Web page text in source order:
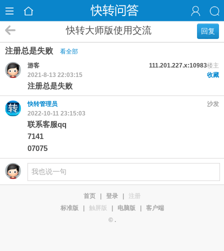
回复
快转大师版使用交流
注册总是失败
看全部
楼主
游客
111.201.227.x:10983
收藏
2021-8-13 22:03:15
注册总是失败
沙发
快转管理员
2022-10-11 23:15:03
联系客服qq
7141
07075
首页 登录
注册
标准版
触屏版 电脑版
客户端
© .